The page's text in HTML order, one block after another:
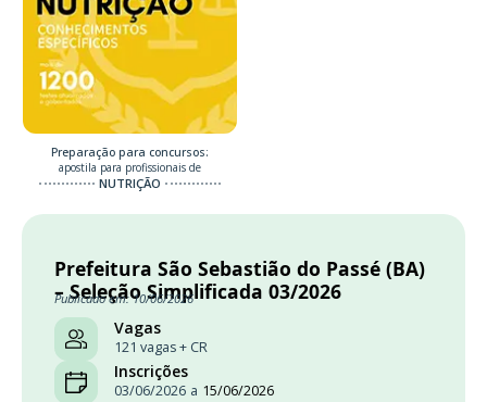
Preparação para concursos:
apostila para profissionais de
NUTRIÇÃO
Prefeitura São Sebastião do Passé (BA)
– Seleção Simplificada 03/2026
Publicado em: 10/06/2026
Vagas
121 vagas + CR
Inscrições
03/06/2026 a 15/06/2026